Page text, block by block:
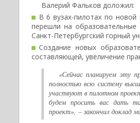
Валерий Фальков доложил:
В 6 вузах-пилотах по
перешли на
Санкт-Петербургский горный
Создание новых
составляющей, увеличение
«Сейчас планируем эту
полностью всю систему
участвуют в пилотном
будем просить вас дать
проект», – закончил доклад